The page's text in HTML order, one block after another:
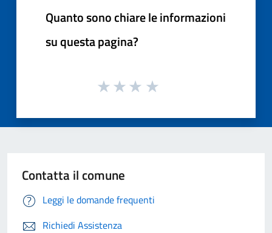
Quanto sono chiare le informazioni
su questa pagina?
Contatta il comune
Leggi le domande frequenti
Richiedi Assistenza